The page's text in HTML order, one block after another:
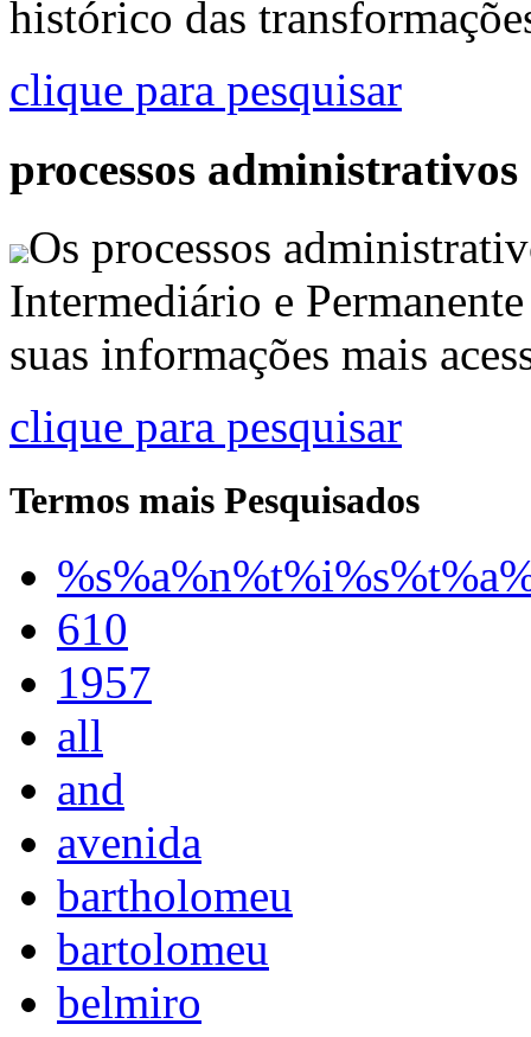
histórico das
clique para pesquisar
processos administrativos
Os processos
Intermediário e
suas informações mais
clique para pesquisar
Termos mais Pesquisados
610
1957
all
and
avenida
bartholomeu
bartolomeu
belmiro